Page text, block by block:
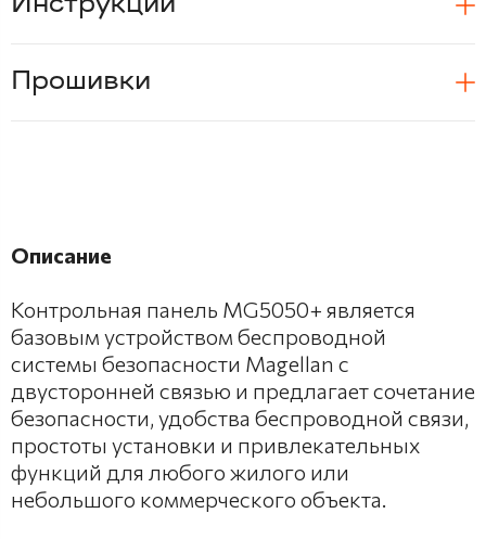
Инструкции
Прошивки
Описание
Контрольная панель MG5050+ является
базовым устройством беспроводной
системы безопасности Magellan с
двусторонней связью и предлагает сочетание
безопасности, удобства беспроводной связи,
простоты установки и привлекательных
функций для любого жилого или
небольшого коммерческого объекта.